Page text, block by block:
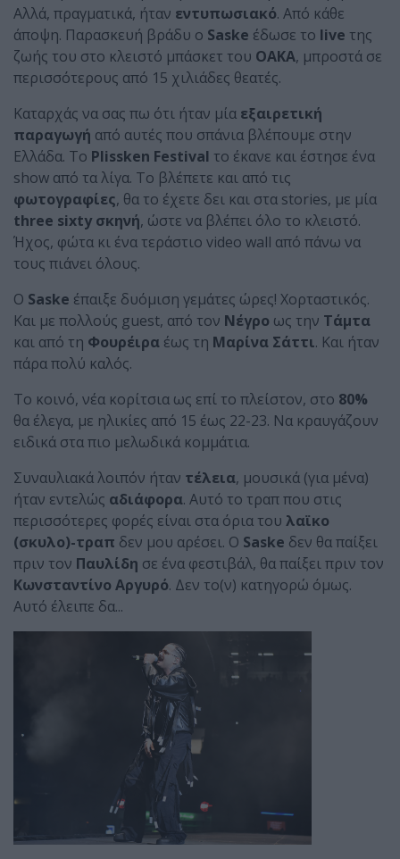
Αλλά, πραγματικά, ήταν εντυπωσιακό. Από κάθε
άποψη. Παρασκευή βράδυ ο Saske έδωσε το live της
ζωής του στο κλειστό μπάσκετ του ΟΑΚΑ, μπροστά σε
περισσότερους από 15 χιλιάδες θεατές.
Καταρχάς να σας πω ότι ήταν μία εξαιρετική
παραγωγή από αυτές που σπάνια βλέπουμε στην
Ελλάδα. Το Plissken Festival το έκανε και έστησε ένα
show από τα λίγα. Το βλέπετε και από τις
φωτογραφίες, θα το έχετε δει και στα stories, με μία
three sixty σκηνή, ώστε να βλέπει όλο το κλειστό.
Ήχος, φώτα κι ένα τεράστιο video wall από πάνω να
τους πιάνει όλους.
Ο Saske έπαιξε δυόμιση γεμάτες ώρες! Χορταστικός.
Και με πολλούς guest, από τον Νέγρο ως την Τάμτα
και από τη Φουρέιρα έως τη Μαρίνα Σάττι. Και ήταν
πάρα πολύ καλός.
Το κοινό, νέα κορίτσια ως επί το πλείστον, στο 80%
θα έλεγα, με ηλικίες από 15 έως 22-23. Να κραυγάζουν
ειδικά στα πιο μελωδικά κομμάτια.
Συναυλιακά λοιπόν ήταν τέλεια, μουσικά (για μένα)
ήταν εντελώς αδιάφορα. Αυτό το τραπ που στις
περισσότερες φορές είναι στα όρια του λαϊκο
(σκυλο)-τραπ δεν μου αρέσει. Ο Saske δεν θα παίξει
πριν τον Παυλίδη σε ένα φεστιβάλ, θα παίξει πριν τον
Κωνσταντίνο Αργυρό. Δεν το(ν) κατηγορώ όμως.
Αυτό έλειπε δα...